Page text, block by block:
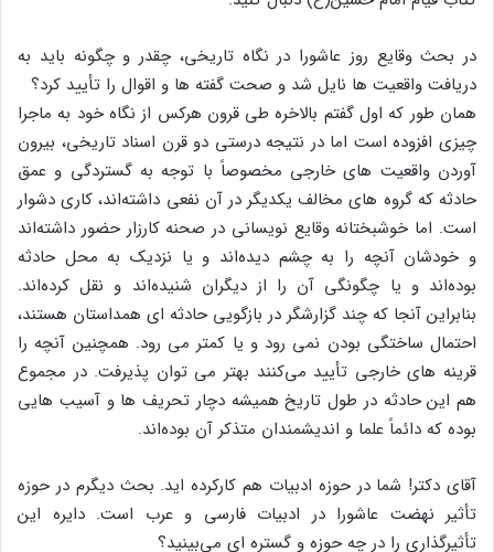
در بحث وقایع روز عاشورا در نگاه تاریخی، چقدر و چگونه باید به
دریافت واقعیت ها نایل شد و صحت گفته ها و اقوال را تأیید کرد؟
همان طور که اول گفتم بالاخره طی قرون هرکس از نگاه خود به ماجرا
چیزی افزوده است اما در نتیجه درستی دو قرن اسناد تاریخی، بیرون
آوردن واقعیت های خارجی مخصوصاً با توجه به گستردگی و عمق
حادثه که گروه های مخالف یکدیگر در آن نفعی داشته‌اند، کاری دشوار
است. اما خوشبختانه وقایع نویسانی در صحنه کارزار حضور داشته‌اند
و خودشان آنچه را به چشم دیده‌اند و یا نزدیک به محل حادثه
بوده‌اند و یا چگونگی آن را از دیگران شنیده‌اند و نقل کرده‌اند.
بنابراین آنجا که چند گزارشگر در بازگویی حادثه ای همداستان هستند،
احتمال ساختگی بودن نمی رود و یا کمتر می رود. همچنین آنچه را
قرینه های خارجی تأیید می‌کنند بهتر می توان پذیرفت. در مجموع
هم این حادثه در طول تاریخ همیشه دچار تحریف ها و آسیب هایی
بوده که دائماً علما و اندیشمندان متذکر آن بوده‌اند.
آقای دکتر! شما در حوزه ادبیات هم کارکرده اید. بحث دیگرم در حوزه
تأثیر نهضت عاشورا در ادبیات فارسی و عرب است. دایره این
تأثیرگذاری را در چه حوزه و گستره ای می‌بینید؟